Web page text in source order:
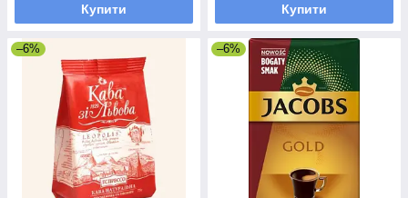
Купити Купити
–6% –6%